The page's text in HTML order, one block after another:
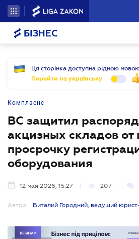
БІЗНЕС
Ця сторінка доступна рідною
Перейти на українську
Комплаенс
ВС защитил
акцизных складов от
просрочку
оборудования
12 мая 2026, 15:27 207
Автор: Виталий Городний, ведущий